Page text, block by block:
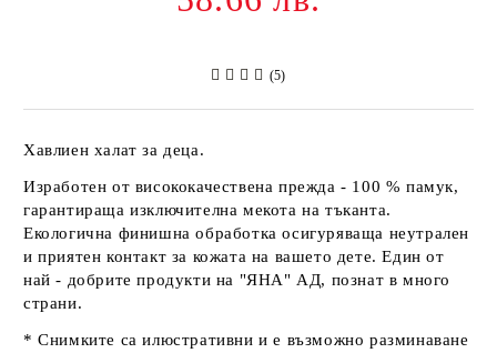
(5)
Хавлиен халат за деца.
Изработен от висококачествена прежда - 100 % памук,
гарантираща изключителна мекота на тъканта.
Екологична финишна обработка осигуряваща неутрален
и приятен контакт за кожата на вашето дете. Един от
най - добрите продукти на "ЯНА" АД, познат в много
страни.
* Снимките са илюстративни и е възможно разминаване